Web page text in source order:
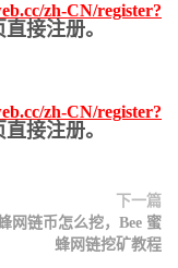
zh-CN/register?
接注册。
zh-CN/register?
接注册。
下一篇
网链币怎么挖，Bee 蜜
蜂网链挖矿教程